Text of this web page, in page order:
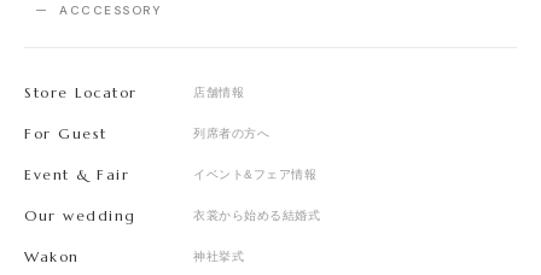
ACCCESSORY
Store Locator 店舗情報
For Guest 列席者の方へ
Event & Fair イベント&フェア情報
Our wedding 衣裳から始める結婚式
Wakon 神社挙式